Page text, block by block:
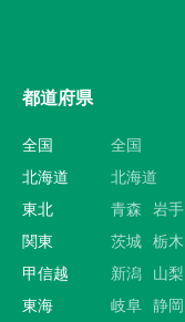
都道府県
全国
全国
北海道
北海道
東北
青森 岩手
関東
茨城 栃木
甲信越
新潟 山梨
東海
岐阜 静岡